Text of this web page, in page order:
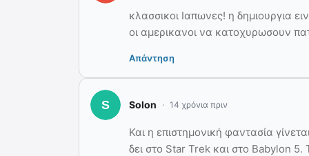
κλασσικοι Ιαπωνες! η δημιουργια
οι αμερικανοι να κατοχυρωσουν
Απάντηση
Solon 14 χρόνια πριν
Και η επιστημονική φαντασία
δει στο Star Trek και στο Babylon